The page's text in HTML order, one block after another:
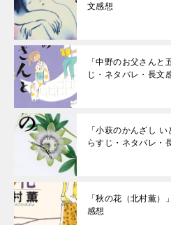
文感想
「中野のお父さん
じ・ネタバレ・長文
「小萩のかんざし
らすじ・ネタバレ・
「秋の花（北村薫）
感想